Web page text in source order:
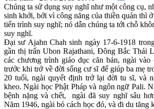
Chúng ta sử dụng suy nghĩ như một công cụ,
sinh khởi, bởi vì công năng của thiền quán thì
tiến trình suy nghĩ; nó dẫn chúng ta tới chỗ
suy nghĩ.
Đại sư Ajahn Chah sinh ngày 17-6-1918
gần thị trấn Ubon Rajathani, Đông Bắc Thái
các chương trình giáo dục căn bản, ngài vào
trước khi trở về đời sống cư sĩ để giúp ba mẹ
20 tuổi, ngài quyết định trở lại đời tu sĩ, và
kheo. Ngài học Phật Pháp và ngôn ngữ Pali.
bệnh nặng và chết, ngài đã suy nghĩ sâu
Năm 1946, ngài bỏ cách học đó, và đi du tăng